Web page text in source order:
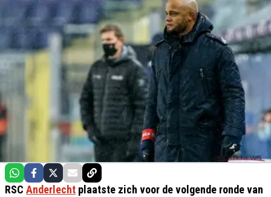
RSC Anderlecht plaatste zich voor de volgende ronde van